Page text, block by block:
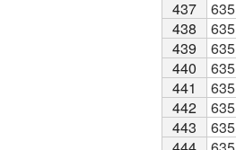
437
438
439
440
441
442
443
437
438
439
440
441
442
443